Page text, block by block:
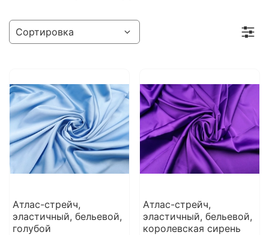
Атлас-стрейч,
эластичный, бельевой,
голубой
Атлас-стрейч,
эластичный, бельевой,
королевская сирень